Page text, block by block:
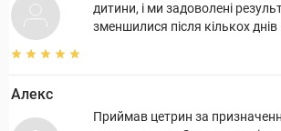
дитини, і ми задоволені
зменшилися після кількох
Алекс
Приймав цетрин за